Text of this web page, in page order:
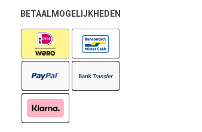
BETAALMOGELIJKHEDEN